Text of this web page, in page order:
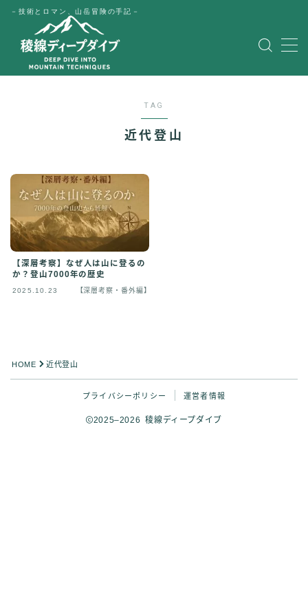
－技術とロマン、山岳冒険の手記－
MENU
Japanese
TAG
近代登山
【深層考察】なぜ人は山に登るの
か？登山7000年の歴史
2025.10.23 【深層考察・番外編】
HOME 近代登山
プライバシーポリシー 運営者情報
2025–2026 稜線ディープダイブ